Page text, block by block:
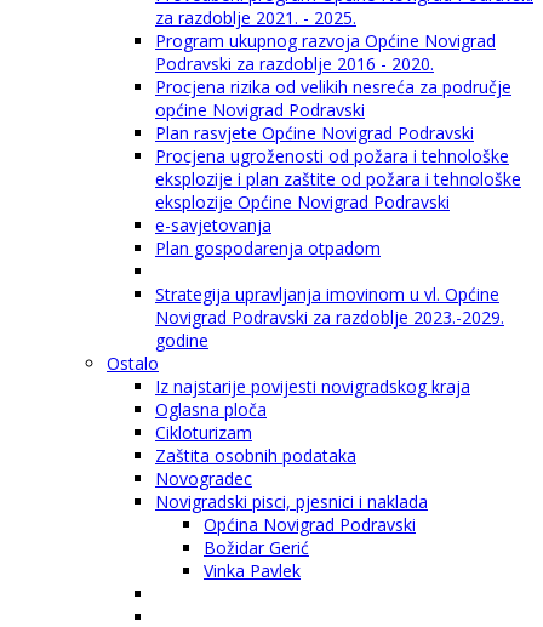
za razdoblje 2021. - 2025.
Program ukupnog razvoja Općine Novigrad
Podravski za razdoblje 2016 - 2020.
Procjena rizika od velikih nesreća za područje
općine Novigrad Podravski
Plan rasvjete Općine Novigrad Podravski
Procjena ugroženosti od požara i tehnološke
eksplozije i plan zaštite od požara i tehnološke
eksplozije Općine Novigrad Podravski
e-savjetovanja
Plan gospodarenja otpadom
Strategija upravljanja imovinom u vl. Općine
Novigrad Podravski za razdoblje 2023.-2029.
godine
Ostalo
Iz najstarije povijesti novigradskog kraja
Oglasna ploča
Cikloturizam
Zaštita osobnih podataka
Novogradec
Novigradski pisci, pjesnici i naklada
Općina Novigrad Podravski
Božidar Gerić
Vinka Pavlek